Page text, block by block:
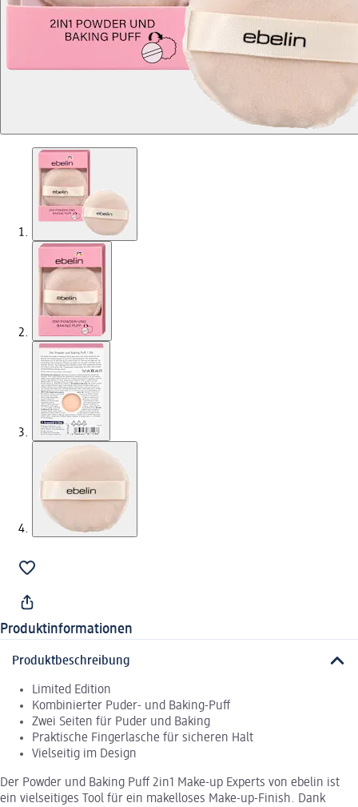
Produktinformationen
Produktbeschreibung
Limited Edition
Kombinierter Puder- und Baking-Puff
Zwei Seiten für Puder und Baking
Praktische Fingerlasche für sicheren Halt
Vielseitig im Design
Der Powder und Baking Puff 2in1 Make-up Experts von ebelin ist
ein vielseitiges Tool für ein makelloses Make-up-Finish. Dank